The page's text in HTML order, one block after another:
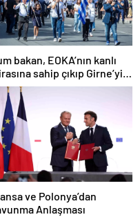
bakan, EOKA’nın kanlı
sahip çıkıp Girne’yi
gösterdi
ve Polonya’dan
Anlaşması